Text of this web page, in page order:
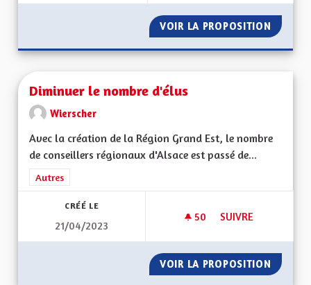
VOIR LA PROPOSITION
Diminuer le nombre d'élus
Wierscher
Avec la création de la Région Grand Est, le nombre
de conseillers régionaux d'Alsace est passé de...
Filtrer les résultats de la catégorie : Autres
Autres
CRÉÉ LE
21/04/2023
50 50 ABONNÉS
SUIVRE
VOIR LA PROPOSITION